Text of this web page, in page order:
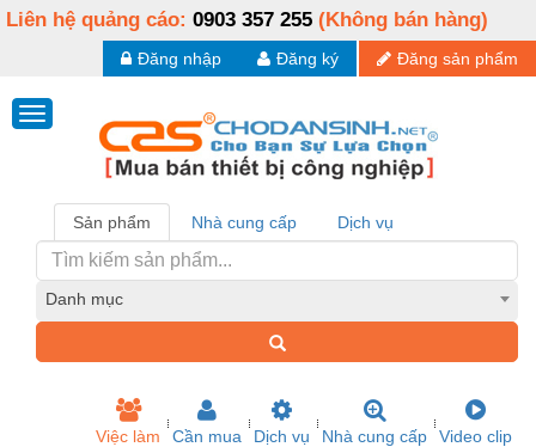
Liên hệ quảng cáo: 0903 357 255 (Không bán hàng)
Đăng sản phẩm
Đăng ký
Đăng nhập
Sản phẩm Nhà cung cấp Dịch vụ
Danh mục
Việc làm Cần mua Dịch vụ Nhà cung cấp Video clip